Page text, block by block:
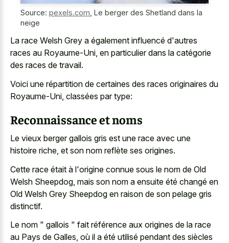
Source: pexels.com Le berger des Shetland dans la
neige
La race Welsh Grey a également influencé d'autres
races au Royaume-Uni, en particulier dans la catégorie
des races de travail.
Voici une répartition de certaines des races originaires du
Royaume-Uni, classées par type:
Reconnaissance et noms
Le vieux berger gallois gris est une race avec une
histoire riche, et son nom reflète ses origines.
Cette race était à l'origine connue sous le nom de Old
Welsh Sheepdog, mais son nom a ensuite été changé en
Old Welsh Grey Sheepdog en raison de son pelage gris
distinctif.
Le nom " gallois " fait référence aux origines de la race
au Pays de Galles, où il a été utilisé pendant des siècles